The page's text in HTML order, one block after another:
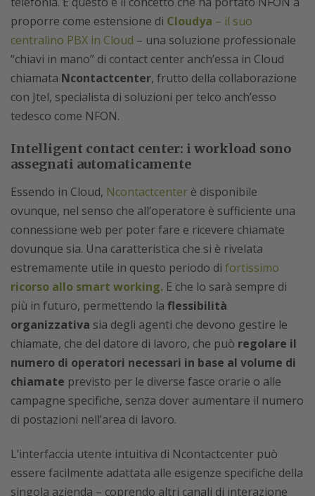
proporre come estensione di Cloudya – il suo
centralino PBX in Cloud – una soluzione professionale
“chiavi in mano” di contact center anch’essa in Cloud
chiamata Ncontactcenter, frutto della collaborazione
con Jtel, specialista di soluzioni per telco anch’esso
tedesco come NFON.
Intelligent contact center: i workload sono
assegnati automaticamente
Essendo in Cloud, Ncontactcenter è disponibile
ovunque, nel senso che all’operatore è sufficiente una
connessione web per poter fare e ricevere chiamate
dovunque sia. Una caratteristica che si è rivelata
estremamente utile in questo periodo di fortissimo
ricorso allo smart working. E che lo sarà sempre di
più in futuro, permettendo la flessibilità
organizzativa sia degli agenti che devono gestire le
chiamate, che del datore di lavoro, che può regolare il
numero di operatori necessari in base al volume di
chiamate previsto per le diverse fasce orarie o alle
campagne specifiche, senza dover aumentare il numero
di postazioni nell’area di lavoro.
L’interfaccia utente intuitiva di Ncontactcenter può
essere facilmente adattata alle esigenze specifiche della
singola azienda – coprendo altri canali di interazione